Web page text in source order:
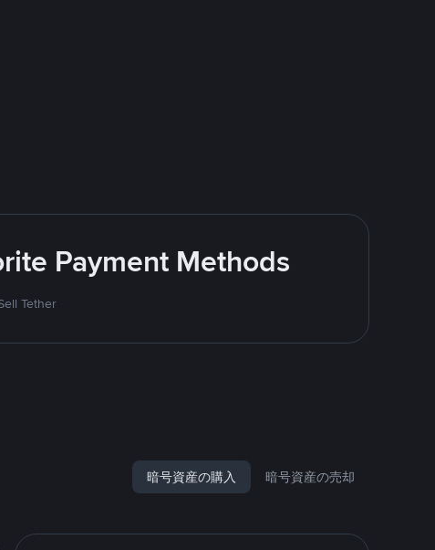
Payment Methods
Tether
暗号資産の購入 暗号資産の売却